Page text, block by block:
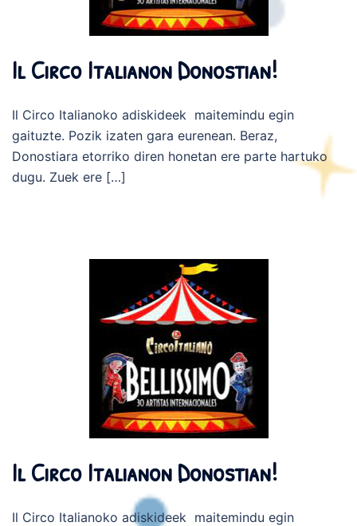
Il Circo Italianon Donostian!
Il Circo Italianoko adiskideek maitemindu egin
gaituzte. Pozik izaten gara eurenean. Beraz,
Donostiara etorriko diren honetan ere parte hartuko
dugu. Zuek ere […]
Il Circo Italianon Donostian!
Il Circo Italianoko adiskideek maitemindu egin